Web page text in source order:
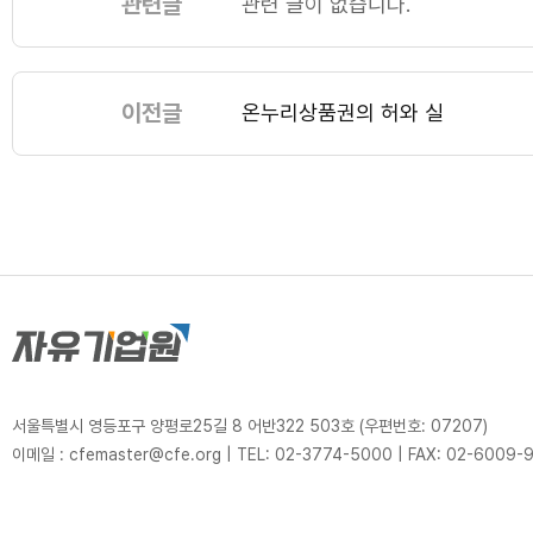
이전글 온누리상품권의 허와 실
서울특별시 영등포구 양평로25길 8 어반322 503호 (우편번호: 07207)
이메일 : cfemaster@cfe.org
TEL: 02-3774-5000 FAX: 02-6009-